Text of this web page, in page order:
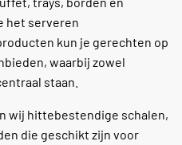
het serveren
kun je gerechten op
waarbij zowel
staan.
wij hittebestendige schalen,
die geschikt zijn voor